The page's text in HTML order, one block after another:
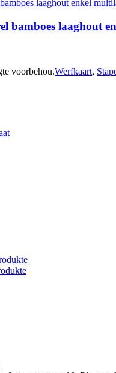
bamboes laaghout
voorbehou.Werfkaart,